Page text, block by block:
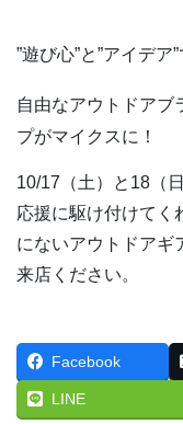
”遊び心”と”アイデア
自由なアウトドアブ
プがマイクスに！
10/17（土）と18（
応援に駆け付けてく
にないアウトドアギ
来店ください。
Facebook
LINE